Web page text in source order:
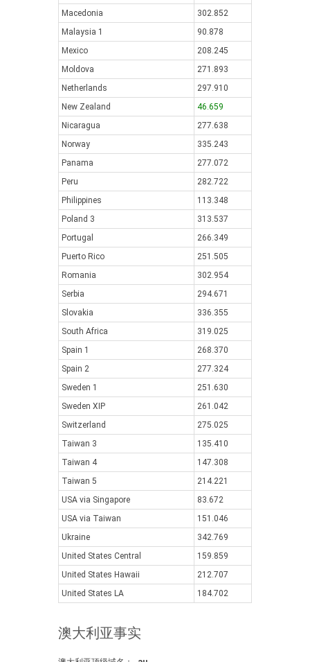
Macedonia
302.852
Malaysia 1
90.878
Mexico
208.245
Moldova
271.893
Netherlands
297.910
New Zealand
46.659
Nicaragua
277.638
Norway
335.243
Panama
277.072
Peru
282.722
Philippines
113.348
Poland 3
313.537
Portugal
266.349
Puerto Rico
251.505
Romania
302.954
Serbia
294.671
Slovakia
336.355
South Africa
319.025
Spain 1
268.370
Spain 2
277.324
Sweden 1
251.630
Sweden XIP
261.042
Switzerland
275.025
Taiwan 3
135.410
Taiwan 4
147.308
Taiwan 5
214.221
USA via Singapore
83.672
USA via Taiwan
151.046
Ukraine
342.769
United States Central
159.859
United States Hawaii
212.707
United States LA
184.702
澳大利亚事实